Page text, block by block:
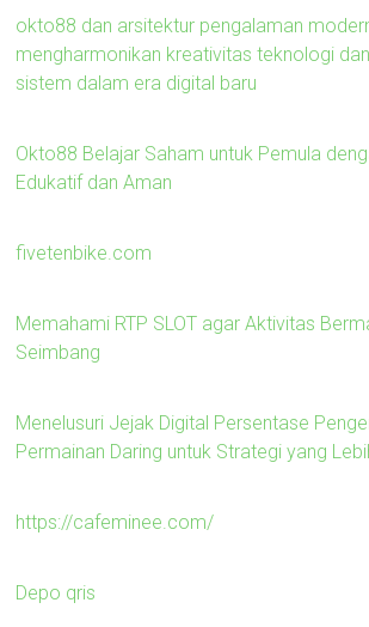
okto88 dan arsitektur pengalaman
mengharmonikan kreativitas teknologi
sistem dalam era digital baru
Okto88 Belajar Saham untuk Pemula
Edukatif dan Aman
fivetenbike.com
Memahami RTP SLOT agar Aktivitas
Seimbang
Menelusuri Jejak Digital Persentase
Permainan Daring untuk Strategi yang
https://cafeminee.com/
Depo qris